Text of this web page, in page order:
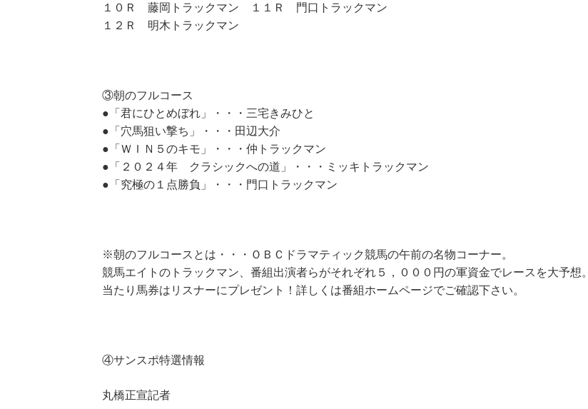
１０Ｒ 藤岡トラックマン １１Ｒ 門口トラックマン
１２Ｒ 明木トラックマン
③朝のフルコース
●「君にひとめぼれ」・・・三宅きみひと
●「穴馬狙い撃ち」・・・田辺大介
●「ＷＩＮ５のキモ」・・・仲トラックマン
●「２０２４年 クラシックへの道」・・・ミッキトラックマン
●「究極の１点勝負」・・・門口トラックマン
※朝のフルコースとは・・・ＯＢＣドラマティック競馬の午前の名物コーナー。
競馬エイトのトラックマン、番組出演者らがそれぞれ５，０００円の軍資金でレースを大予想。
当たり馬券はリスナーにプレゼント！詳しくは番組ホームページでご確認下さい。
④サンスポ特選情報
丸橋正宣記者